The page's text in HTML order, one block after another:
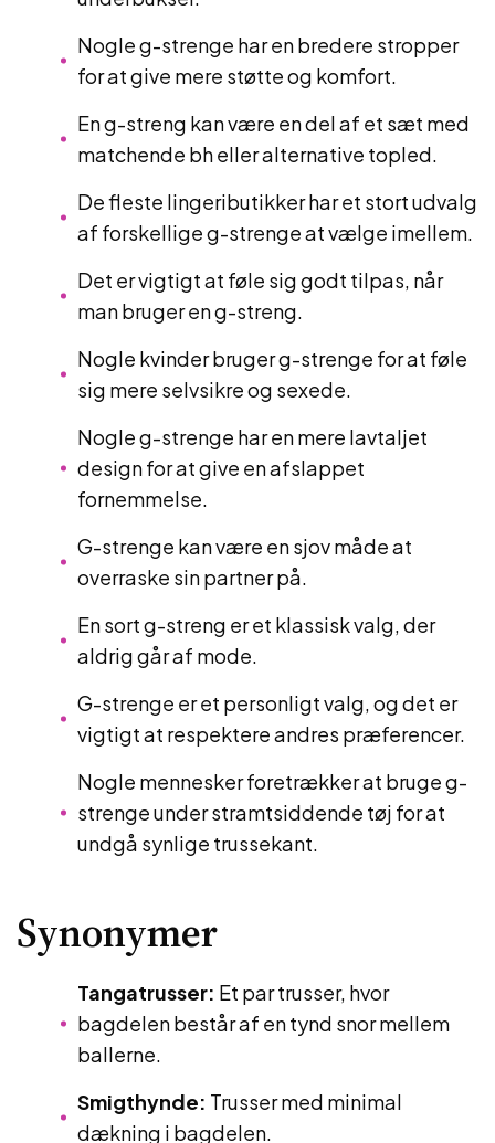
Nogle g-strenge har en bredere stropper
for at give mere støtte og komfort.
En g-streng kan være en del af et sæt med
matchende bh eller alternative topled.
De fleste lingeributikker har et stort udvalg
af forskellige g-strenge at vælge imellem.
Det er vigtigt at føle sig godt tilpas, når
man bruger en g-streng.
Nogle kvinder bruger g-strenge for at føle
sig mere selvsikre og sexede.
Nogle g-strenge har en mere lavtaljet
design for at give en afslappet
fornemmelse.
G-strenge kan være en sjov måde at
overraske sin partner på.
En sort g-streng er et klassisk valg, der
aldrig går af mode.
G-strenge er et personligt valg, og det er
vigtigt at respektere andres præferencer.
Nogle mennesker foretrækker at bruge g-
strenge under stramtsiddende tøj for at
undgå synlige trussekant.
Synonymer
Tangatrusser: Et par trusser, hvor
bagdelen består af en tynd snor mellem
ballerne.
Smigthynde: Trusser med minimal
dækning i bagdelen.